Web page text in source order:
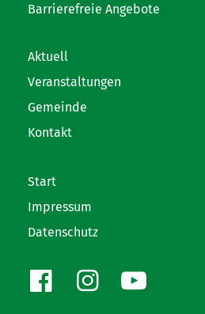
Barrierefreie Angebote
Aktuell
Veranstaltungen
Gemeinde
Kontakt
Start
Impressum
Datenschutz
FacebookInstagram